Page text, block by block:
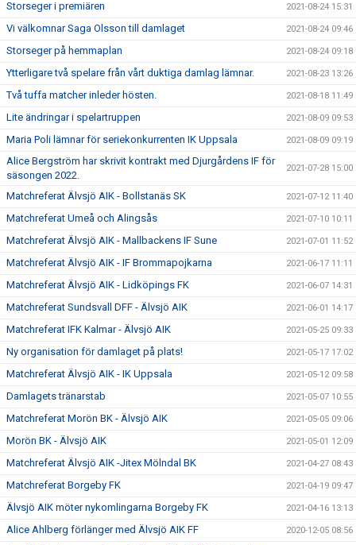
Storseger i premiären 2021-08-24 15:31
Vi välkomnar Saga Olsson till damlaget 2021-08-24 09:46
Storseger på hemmaplan 2021-08-24 09:18
Ytterligare två spelare från vårt duktiga damlag lämnar. 2021-08-23 13:26
Två tuffa matcher inleder hösten. 2021-08-18 11:49
Lite ändringar i spelartruppen 2021-08-09 09:53
Maria Poli lämnar för seriekonkurrenten IK Uppsala 2021-08-09 09:19
Alice Bergström har skrivit kontrakt med Djurgårdens IF för
säsongen 2022.
2021-07-28 15:00
Matchreferat Älvsjö AIK - Bollstanäs SK 2021-07-12 11:40
Matchreferat Umeå och Alingsås 2021-07-10 10:11
Matchreferat Älvsjö AIK - Mallbackens IF Sune 2021-07-01 11:52
Matchreferat Älvsjö AIK - IF Brommapojkarna 2021-06-17 11:11
Matchreferat Älvsjö AIK - Lidköpings FK 2021-06-07 14:31
Matchreferat Sundsvall DFF - Älvsjö AIK 2021-06-01 14:17
Matchreferat IFK Kalmar - Älvsjö AIK 2021-05-25 09:33
Ny organisation för damlaget på plats! 2021-05-17 17:02
Matchreferat Älvsjö AIK - IK Uppsala 2021-05-12 09:58
Damlagets tränarstab 2021-05-07 10:55
Matchreferat Morön BK - Älvsjö AIK 2021-05-05 09:06
Morön BK - Älvsjö AIK 2021-05-01 12:09
Matchreferat Älvsjö AIK -Jitex Mölndal BK 2021-04-27 08:43
Matchreferat Borgeby FK 2021-04-19 09:47
Älvsjö AIK möter nykomlingarna Borgeby FK 2021-04-16 13:13
Alice Ahlberg förlänger med Älvsjö AIK FF 2020-12-05 08:56